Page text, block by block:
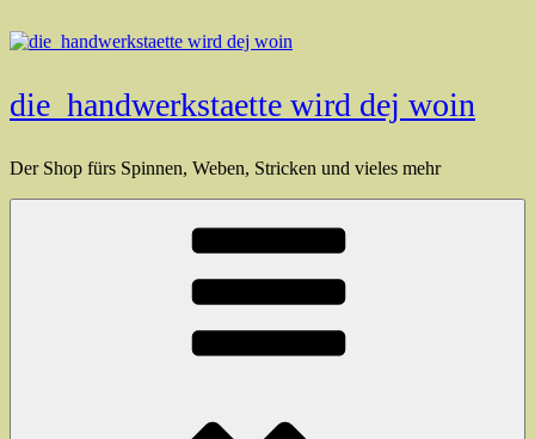
Inhalt
die_handwerkstaette wird dej woin
Der Shop fürs Spinnen, Weben, Stricken und vieles mehr